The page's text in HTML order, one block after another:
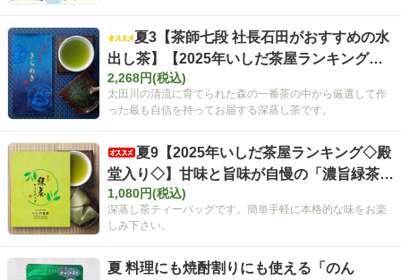
夏3【茶師七段 社長石田がおすすめの水
出し茶】【2025年いしだ茶屋ランキング本
店・遠鉄店4位】いしだ茶屋の最高級煎茶
「きらめき」 100g袋入 【定番】
2,268円(税込)
太田川の清流に育てられた森の一番茶の中から厳選して作
った最も自信を持ってお届する深蒸し茶です。
夏9【2025年いしだ茶屋ランキング◇殿
堂入り◇】甘味と旨味が自慢の「濃旨緑茶テ
ィーバッグ」 5g×40ヶ入 静岡 森町 お茶
【ポスト投函便不可】【定番】【キャンペー
1,080円(税込)
深蒸し茶ティーバッグです。簡単手軽に本格的な味をお楽
しみ下さい。
夏 料理にも焼酎割りにも使える「のん